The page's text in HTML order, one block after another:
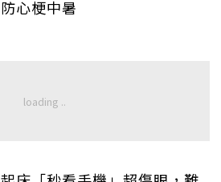
防心梗中暑